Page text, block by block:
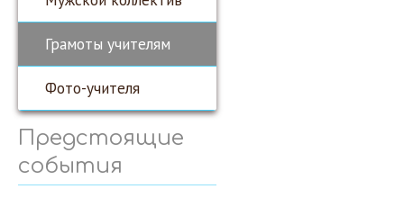
Грамоты учителям
Фото-учителя
Предстоящие
события